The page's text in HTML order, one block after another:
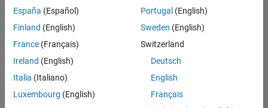
Vous
pouvez
élargir
votre
recherche
ou
afficher
l’ensemble
España (Español)
Finland (English)
France (Français)
Ireland (English)
Italia (Italiano)
Luxembourg (English)
Portugal (English)
Sweden (English)
Switzerland
Deutsch
English
Français